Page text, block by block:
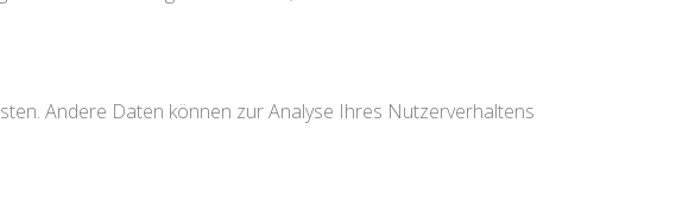
Andere Daten können zur Analyse Ihres Nutzerverhaltens